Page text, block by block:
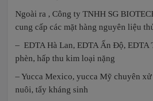
Ngoài ra , Công ty TNHH SG
cung cấp các mặt hàng nguyên liệu
– EDTA Hà Lan, EDTA Ấn Độ, EDTA
phèn, hấp thu kim loại nặng
– Yucca Mexico, yucca Mỹ chuyên
nuôi, tẩy kháng sinh